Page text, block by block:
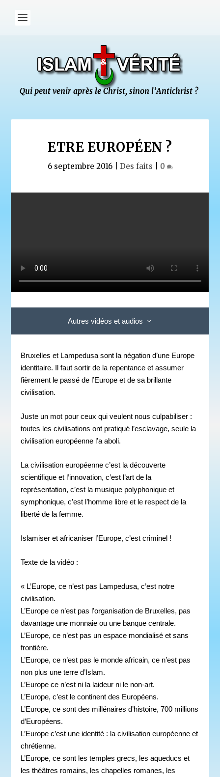
ETRE EUROPÉEN ?
6 septembre 2016| Des faits 0
Autres vidéos et audios
Bruxelles et Lampedusa sont la négation d’une Europe
identitaire. Il faut sortir de la repentance et assumer
fièrement le passé de l’Europe et de sa brillante
civilisation.
Juste un mot pour ceux qui veulent nous culpabiliser :
toutes les civilisations ont pratiqué l’esclavage, seule la
civilisation européenne l’a aboli.
La civilisation européenne c’est la découverte
scientifique et l’innovation, c’est l’art de la
représentation, c’est la musique polyphonique et
symphonique, c’est l’homme libre et le respect de la
liberté de la femme.
Islamiser et africaniser l’Europe, c’est criminel !
Texte de la vidéo :
« L’Europe, ce n’est pas Lampedusa, c’est notre
civilisation.
L’Europe ce n’est pas l’organisation de Bruxelles, pas
davantage une monnaie ou une banque centrale.
L’Europe, ce n’est pas un espace mondialisé et sans
frontière.
L’Europe, ce n’est pas le monde africain, ce n’est pas
non plus uneterre d’Islam.
L’Europe ce n’est ni la laideur ni le non-art.
L’Europe, c’est le continent des Européens.
L’Europe, ce sont des millénaires d’histoire, 700 millions
d’Européens.
L’Europe c’est une identité : la civilisation européenne et
chrétienne.
L’Europe, ce sont les temples grecs, les aqueducs et
les théâtres romains, les chapelles romanes, les